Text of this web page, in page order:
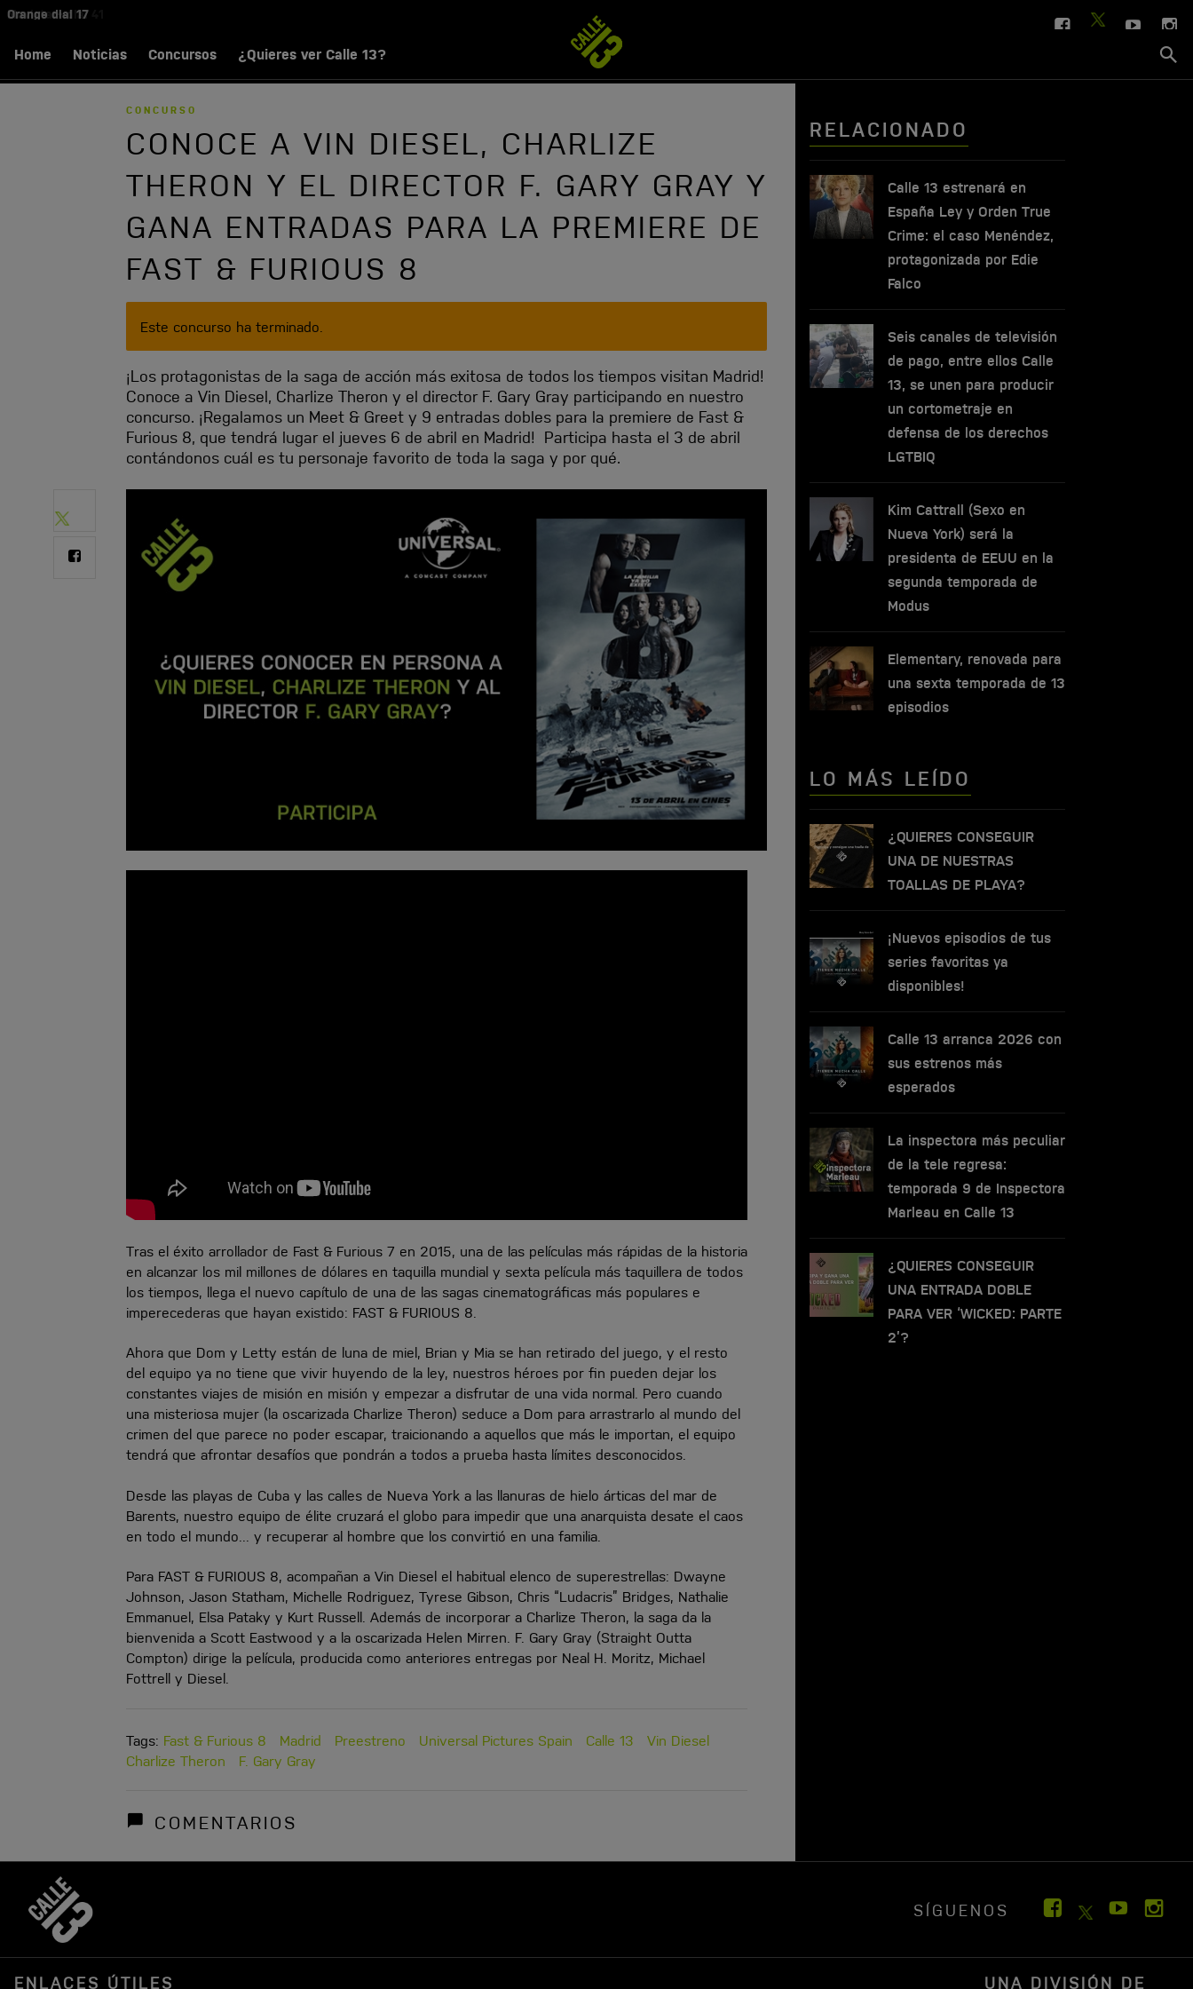
Skip
main
Orange dial 17
FACEBOOK
TWITTER
YOUTUBE
MENU
Home Noticias Concursos ¿Quieres ver Calle 13?
CONCURSO
CONOCE A VIN DIESEL, CHARLIZE
THERON Y EL DIRECTOR F. GARY GRAY Y
GANA ENTRADAS PARA LA PREMIERE DE
FAST & FURIOUS 8
W
A
R
N
I
N
G
E
S
A
Este concurso ha terminado.
¡Los protagonistas de la saga de acción más exitosa de todos los tiempos visitan Madrid!
Conoce a Vin Diesel, Charlize Theron y el director F. Gary Gray participando en nuestro
concurso. ¡Regalamos un Meet & Greet y 9 entradas dobles para la premiere de Fast &
Furious 8, que tendrá lugar el jueves 6 de abril en Madrid! Participa hasta el 3 de abril
contándonos cuál es tu personaje favorito de toda la saga y por qué.
Share
Tras el éxito arrollador de Fast & Furious 7 en 2015, una de las películas más rápidas de la historia
en alcanzar los mil millones de dólares en taquilla mundial y sexta película más taquillera de todos
los tiempos, llega el nuevo capítulo de una de las sagas cinematográficas más populares e
imperecederas que hayan existido: FAST & FURIOUS 8.
Ahora que Dom y Letty están de luna de miel, Brian y Mia se han retirado del juego, y el resto
del equipo ya no tiene que vivir huyendo de la ley, nuestros héroes por fin pueden dejar los
constantes viajes de misión en misión y empezar a disfrutar de una vida normal. Pero cuando
una misteriosa mujer (la oscarizada Charlize Theron) seduce a Dom para arrastrarlo al mundo del
crimen del que parece no poder escapar, traicionando a aquellos que más le importan, el equipo
tendrá que afrontar desafíos que pondrán a todos a prueba hasta límites desconocidos.
Desde las playas de Cuba y las calles de Nueva York a las llanuras de hielo árticas del mar de
Barents, nuestro equipo de élite cruzará el globo para impedir que una anarquista desate el caos
en todo el mundo... y recuperar al hombre que los convirtió en una familia.
Para FAST & FURIOUS 8, acompañan a Vin Diesel el habitual elenco de superestrellas: Dwayne
Johnson, Jason Statham, Michelle Rodriguez, Tyrese Gibson, Chris “Ludacris” Bridges, Nathalie
Emmanuel, Elsa Pataky y Kurt Russell. Además de incorporar a Charlize Theron, la saga da la
bienvenida a Scott Eastwood y a la oscarizada Helen Mirren. F. Gary Gray (Straight Outta
Compton) dirige la película, producida como anteriores entregas por Neal H. Moritz, Michael
Fottrell y Diesel.
Tags: Fast & Furious 8 Madrid Preestreno Universal Pictures Spain Calle 13
Vin Diesel
Charlize Theron
F. Gary Gray
COMENTARIOS
RELACIONADO
Calle 13 estrenará en
España Ley y Orden True
Crime: el caso Menéndez,
protagonizada por Edie
Falco
Seis canales de televisión
de pago, entre ellos Calle
13, se unen para producir
un cortometraje en
defensa de los derechos
LGTBIQ
Kim Cattrall (Sexo en
Nueva York) será la
presidenta de EEUU en la
segunda temporada de
Modus
Elementary, renovada para
una sexta temporada de 13
episodios
LO MÁS LEÍDO
¿QUIERES CONSEGUIR
UNA DE NUESTRAS
TOALLAS DE PLAYA?
¡Nuevos episodios de tus
series favoritas ya
disponibles!
Calle 13 arranca 2026 con
sus estrenos más
esperados
La inspectora más peculiar
de la tele regresa:
temporada 9 de Inspectora
Marleau en Calle 13
¿QUIERES CONSEGUIR
UNA ENTRADA DOBLE
PARA VER ‘WICKED: PARTE
2’?
SÍGUENOS
ENLACES ÚTILES
UNA DIVISIÓN DE